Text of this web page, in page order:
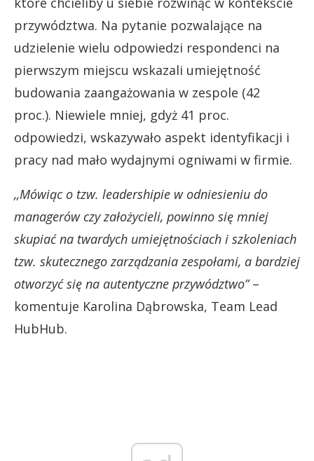
przywództwa. Na pytanie pozwalające na
udzielenie wielu odpowiedzi respondenci na
pierwszym miejscu wskazali umiejętność
budowania zaangażowania w zespole (42
proc.). Niewiele mniej, gdyż 41 proc.
odpowiedzi, wskazywało aspekt identyfikacji i
pracy nad mało wydajnymi ogniwami w firmie.
,,Mówiąc o tzw. leadershipie w odniesieniu do
managerów czy założycieli, powinno się mniej
skupiać na twardych umiejętnościach i szkoleniach
tzw. skutecznego zarządzania zespołami, a bardziej
otworzyć się na autentyczne przywództwo”–
komentuje Karolina Dąbrowska, Team Lead
HubHub.